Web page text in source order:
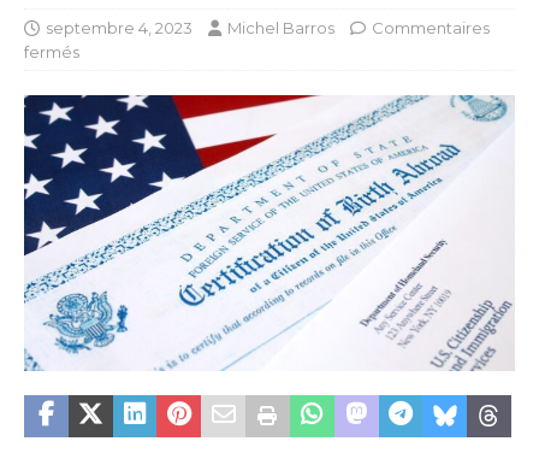
septembre 4, 2023 Michel Barros
Commentaires
fermés